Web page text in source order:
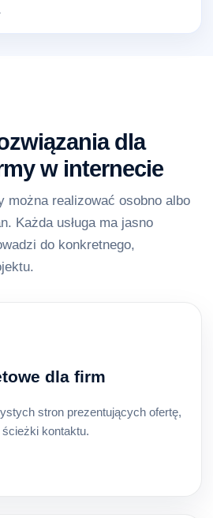
dla
w internecie
można realizować osobno albo
Każda usługa ma jasno
do konkretnego,
dla firm
stron prezentujących ofertę,
ścieżki kontaktu.